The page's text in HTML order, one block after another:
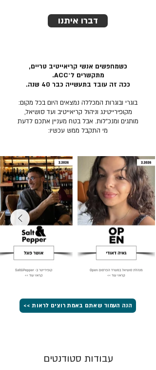
דברו איתנו
כשמחפשים אנשי קריאייטיב טריים,
מתקשרים ל־ACC.
ככה זה עובד בתעשייה כבר 40 שנה.
בוגרי ובוגרות המכללה נמצאים היום בכל מקום:
מקופירייטינג וניהול קריאייטיב ועד סושיאל,
מותגים ומנכ״לות. אבל בטח מעניין אתכם לדעת
מי התקבל ממש עכשיו:
הנה העמוד שאתם באמת רוצים לראות >>
עבודות סטודנטים